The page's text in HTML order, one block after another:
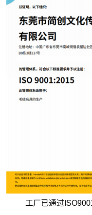
工厂已通过